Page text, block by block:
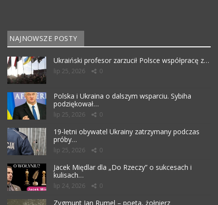
NAJNOWSZE POSTY
Ukraiński profesor zarzucił Polsce współpracę z…
lip 25, 2026 0
Polska i Ukraina o dalszym wsparciu. Sybiha
podziękował…
lip 25, 2026 0
19-letni obywatel Ukrainy zatrzymany podczas
próby…
lip 25, 2026 0
Jacek Międlar dla „Do Rzeczy” o sukcesach i
kulisach…
lip 24, 2026 0
Zygmunt Jan Rumel – poeta, żołnierz